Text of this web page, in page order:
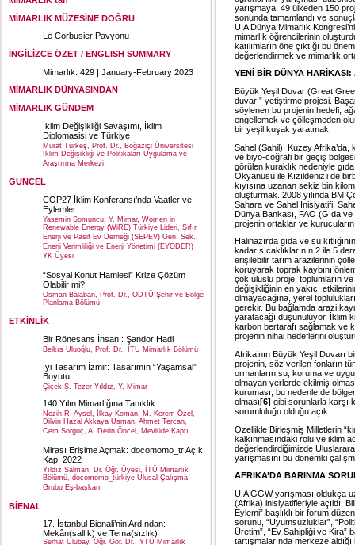
MİMARLIK MÜZESİNE DOĞRU
Le Corbusier Pavyonu
İNGİLİZCE ÖZET / ENGLISH SUMMARY
Mimarlık. 429 | January-February 2023
MİMARLIK DÜNYASINDAN
MİMARLIK GÜNDEM
İklim Değişikliği Savaşımı, İklim
Diplomasisi ve Türkiye
Murat Türkeş, Prof. Dr., Boğaziçi Üniversitesi
İklim Değişikliği ve Politikaları Uygulama ve
Araştırma Merkezi
GÜNCEL
COP27 İklim Konferansı’nda Vaatler ve
Eylemler
Yasemin Somuncu, Y. Mimar, Women in
Renewable Energy (WiRE) Türkiye Lideri, Sıfır
Enerji ve Pasif Ev Derneği (SEPEV) Gen. Sek.,
Enerji Verimliliği ve Enerji Yönetimi (EYODER)
YK Üyesi
“Sosyal Konut Hamlesi” Krize Çözüm
Olabilir mi?
Osman Balaban, Prof. Dr., ODTÜ Şehir ve Bölge
Planlama Bölümü
ETKİNLİK
Bir Rönesans İnsanı: Şandor Hadi
Belkıs Uluoğlu, Prof. Dr., İTÜ Mimarlık Bölümü
İyi Tasarım İzmir: Tasarımın “Yaşamsal”
Boyutu
Çiçek Ş. Tezer Yıldız, Y. Mimar
140 Yılın Mimarlığına Tanıklık
Nezih R. Aysel, İlkay Koman, M. Kerem Özel,
Dilvin Hazal Akkaya Usman, Ahmet Tercan,
Cem Sorguç, A. Derin Öncel, Mevlüde Kaptı
Mirası Erişime Açmak: docomomo_tr Açık
Kapı 2022
Yıldız Salman, Dr. Öğr. Üyesi, İTÜ Mimarlık
Bölümü, docomomo_türkiye Ulusal Çalışma
Grubu Eş-başkanı
BİENAL
17. İstanbul Bienali’nin Ardından:
Mekân(sallık) ve Tema(sızlık)
Serhat Ulubay, Öğr. Gör. Dr., YTÜ Mimarlık
yarışmaya, 49 ülkeden 150
sonunda tamamlandı ve
UIA Dünya Mimarlık
mimarlık öğrencilerinin
katılımların öne çıktığı bu
değerlendirmek ve mimarlık
YENİ BİR DÜNYA HARİKASI:
Büyük Yeşil Duvar (Great
duvarı” yetiştirme projesi.
söylenen bu projenin hedefi,
engellemek ve çölleşmeden
bir yeşil kuşak yaratmak.
Sahel (Sahil), Kuzey
ve biyo-coğrafi bir geçiş
görülen kuraklık nedeniyle gıda
Okyanusu ile Kızıldeniz’i de
kıyısına uzanan sekiz bin
oluşturmak. 2008 yılında BM
Sahara ve Sahel İnisiyatifi,
Dünya Bankası, FAO (Gıda
projenin ortaklar ve
Halihazırda gıda ve su
kadar sıcaklıklarının 2 ile 5
erişilebilir tarım arazilerinin
koruyarak toprak kaybını
çok uluslu proje, toplumların ve
değişikliğinin en yakıcı
olmayacağına, yerel
gerekir. Bu bağlamda arazi
yaratacağı düşünülüyor. İklim
karbon bertarafı sağlamak ve
projenin nihai hedeflerini
Afrika’nın Büyük Yeşil Duvarı
projenin, söz verilen fonların
ormanların su, koruma ve
olmayan yerlerde ekilmiş
kuruması, bu nedenle de
olması[6] gibi sorunlarla karşı
sorumluluğu olduğu açık.
Özellikle Birleşmiş Milletlerin
kalkınmasındaki rolü ve iklim
değerlendirdiğimizde
yarışmasını bu dönemki
AFRİKA’DA BARINMA
UIA GGW yarışması oldukça
(Afrika) inisiyatifleriyle açıldı.
Eylemi” başlıklı bir forum
sorunu, “Uyumsuzluklar”,
Üretim”, “Ev Sahipliği ve Kira”
tartışmalarında merkeze